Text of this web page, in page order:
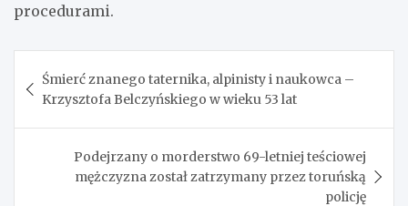
procedurami.
Nawigacja
wpisu
Śmierć znanego taternika, alpinisty i naukowca –
Krzysztofa Belczyńskiego w wieku 53 lat
Podejrzany o morderstwo 69-letniej teściowej
mężczyzna został zatrzymany przez toruńską
policję